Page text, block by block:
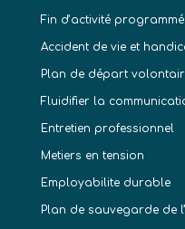
Fin d’activité
Accident de vie et
Plan de départ
Fluidifier la
Entretien professionnel
Metiers en tension
Employabilite durable
Plan de sauvegarde de